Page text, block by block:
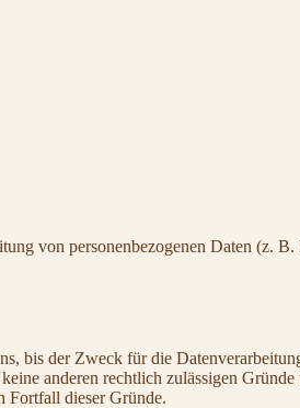
von personenbezogenen Daten (z.
bis der Zweck für die
anderen rechtlich zulässigen
Fortfall dieser Gründe.